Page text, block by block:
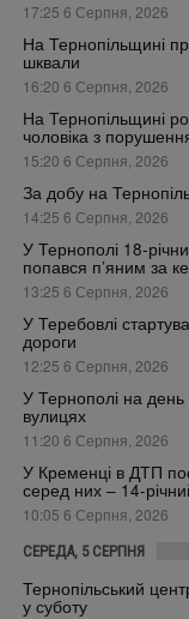
17:25 6 Серпня, 2026
На Тернопільщині
шквали
16:20 6 Серпня, 2026
На Тернопільщині
чоловіка з
15:20 6 Серпня, 2026
За добу на
14:25 6 Серпня, 2026
У Тернополі 18-
попався п’яним за
13:25 6 Серпня, 2026
У Теребовлі
дороги
12:25 6 Серпня, 2026
У Тернополі на
вулицях
11:20 6 Серпня, 2026
У Кременці в ДТП
серед них – 14-
10:05 6 Серпня, 2026
СЕРЕДА, 5 СЕРПНЯ
Тернопільський
у суботу